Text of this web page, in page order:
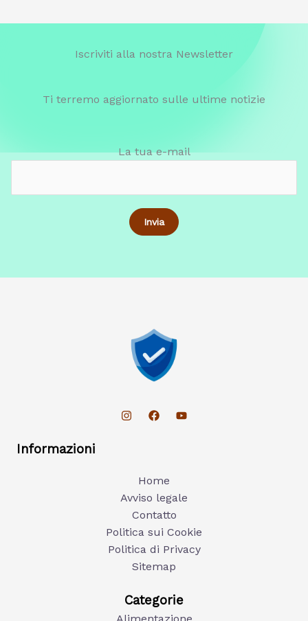
Iscriviti alla nostra Newsletter
Ti terremo aggiornato sulle ultime notizie
La tua e-mail
Informazioni
Home
Avviso legale
Contatto
Politica sui Cookie
Politica di Privacy
Sitemap
Categorie